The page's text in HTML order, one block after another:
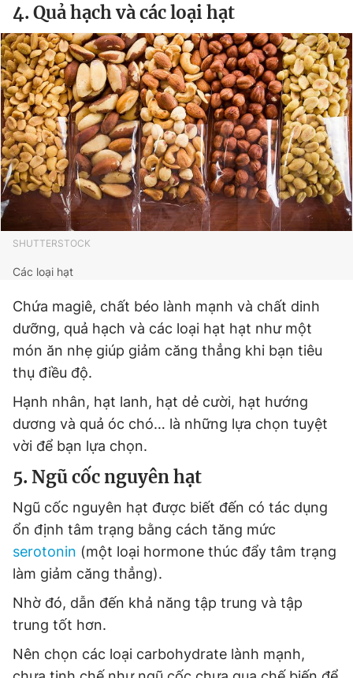
4. Quả hạch và các loại hạt
SHUTTERSTOCK
Các loại hạt
Chứa magiê, chất béo lành mạnh và chất dinh
dưỡng, quả hạch và các loại hạt hạt như một
món ăn nhẹ giúp giảm căng thẳng khi bạn tiêu
thụ điều độ.
Hạnh nhân, hạt lanh, hạt dẻ cười, hạt hướng
dương và quả óc chó… là những lựa chọn tuyệt
vời để bạn lựa chọn.
5. Ngũ cốc nguyên hạt
Ngũ cốc nguyên hạt được biết đến có tác dụng
ổn định tâm trạng bằng cách tăng mức
serotonin (một loại hormone thúc đẩy tâm trạng
làm giảm căng thẳng).
Nhờ đó, dẫn đến khả năng tập trung và tập
trung tốt hơn.
Nên chọn các loại carbohydrate lành mạnh,